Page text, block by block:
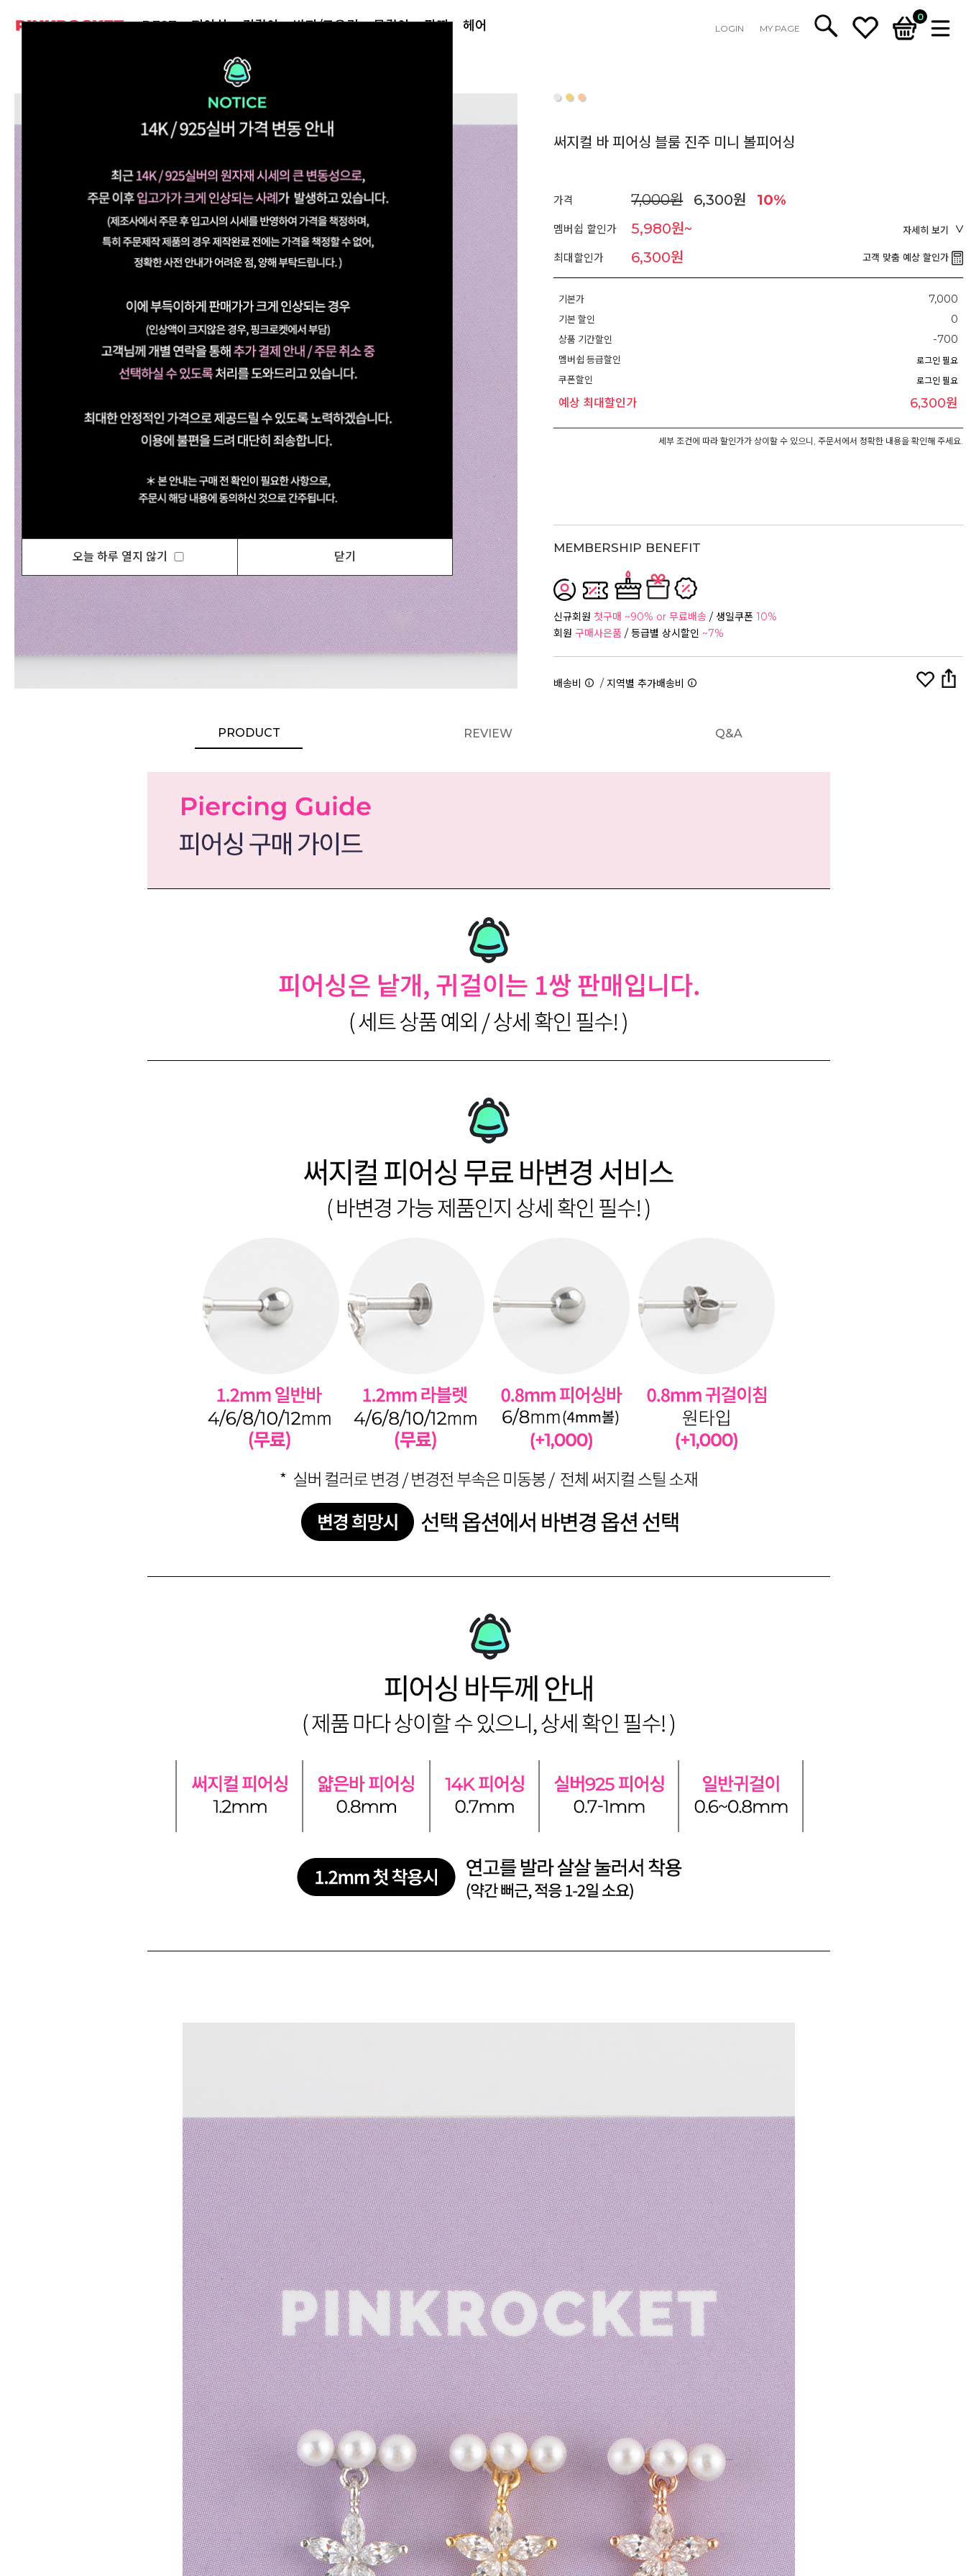
BEST 피어싱 귀걸이 반지/토우링 목걸이 팔찌 헤어 LOGIN MY PAGE
0
써지컬 바 피어싱 블룸 진주 미니 볼피어싱
가격 7,000원 6,300원 10%
멤버쉽 할인가 5,980원~ 자세히 보기
최대할인가 6,300원 고객 맞춤 예상 할인가
기본가 7,000
기본 할인 0
상품 기간할인 -700
멤버쉽 등급할인 로그인 필요
쿠폰할인 로그인 필요
예상 최대할인가 6,300원
세부 조건에 따라 할인가가 상이할 수 있으니, 주문서에서 정확한 내용을 확인해 주세요.
MEMBERSHIP BENEFIT
신규회원 첫구매 ~90% or 무료배송 / 생일쿠폰 10%
회원 구매사은품 / 등급별 상시할인 ~7%
배송비 /지역별 추가배송비
PRODUCT REVIEW Q&A
오늘 하루 열지 않기 닫기